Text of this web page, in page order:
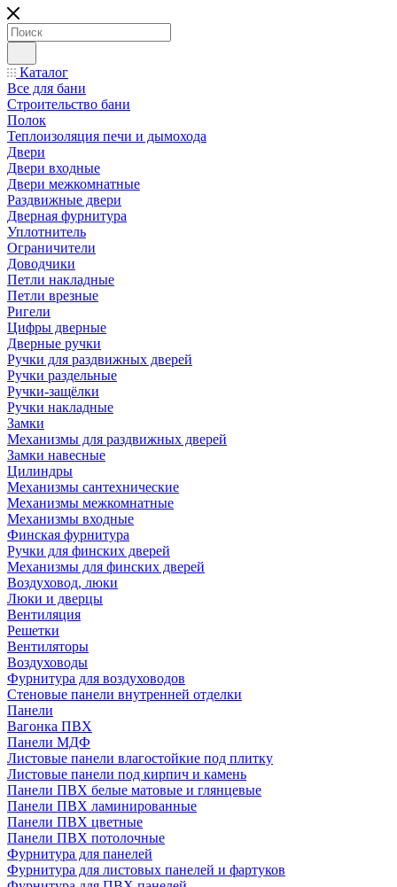
Каталог
Все для бани
Строительство бани
Полок
Теплоизоляция печи и дымохода
Двери
Двери входные
Двери межкомнатные
Раздвижные двери
Дверная фурнитура
Уплотнитель
Ограничители
Доводчики
Петли накладные
Петли врезные
Ригели
Цифры дверные
Дверные ручки
Ручки для раздвижных дверей
Ручки раздельные
Ручки-защёлки
Ручки накладные
Замки
Механизмы для раздвижных дверей
Замки навесные
Цилиндры
Механизмы сантехнические
Механизмы межкомнатные
Механизмы входные
Финская фурнитура
Ручки для финских дверей
Механизмы для финских дверей
Воздуховод, люки
Люки и дверцы
Вентиляция
Решетки
Вентиляторы
Воздуховоды
Фурнитура для воздуховодов
Стеновые панели внутренней отделки
Панели
Вагонка ПВХ
Панели МДФ
Листовые панели влагостойкие под плитку
Листовые панели под кирпич и камень
Панели ПВХ белые матовые и глянцевые
Панели ПВХ ламинированные
Панели ПВХ цветные
Панели ПВХ потолочные
Фурнитура для панелей
Фурнитура для листовых панелей и фартуков